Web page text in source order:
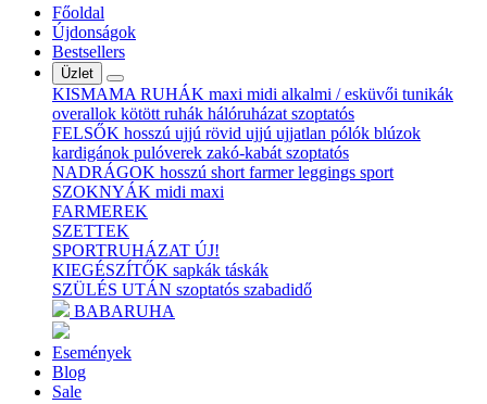
Főoldal
Újdonságok
Bestsellers
Üzlet
KISMAMA RUHÁK maxi midi alkalmi / esküvői tunikák
overallok kötött ruhák hálóruházat szoptatós
FELSŐK hosszú ujjú rövid ujjú ujjatlan pólók blúzok
kardigánok pulóverek zakó-kabát szoptatós
NADRÁGOK hosszú short farmerleggings sport
SZOKNYÁK midi maxi
FARMEREK
SZETTEK
SPORTRUHÁZAT ÚJ!
KIEGÉSZÍTŐK sapkák táskák
SZÜLÉS UTÁN szoptatós szabadidő
BABARUHA
Események
Blog
Sale